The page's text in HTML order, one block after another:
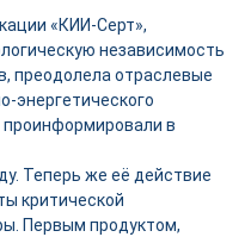
«КИИ-Серт»,
независимость
преодолела отраслевые
энергетического
в
Теперь же её действие
критической
Первым продуктом,